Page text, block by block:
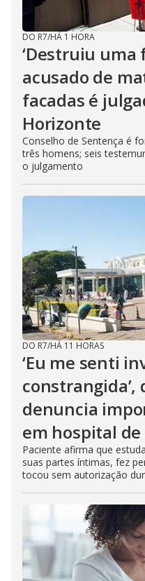
DO R7/HÁ 1 HORA
‘Destruiu uma
acusado de
facadas é
Horizonte
Conselho de Sentença é
três homens; seis
o julgamento
DO R7/HÁ 11 HORAS
‘Eu me senti
denuncia
em hospital de
Paciente afirma que
suas partes íntimas, fez
tocou sem autorização